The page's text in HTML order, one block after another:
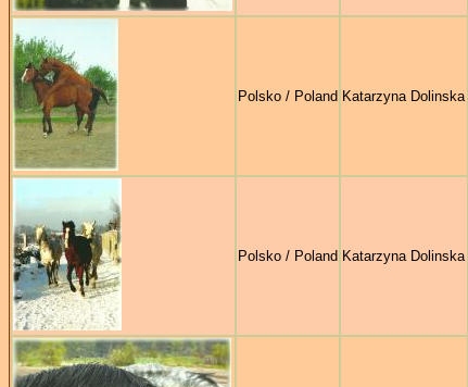
Polsko / Poland Katarzyna Dolinska
Polsko / Poland Katarzyna Dolinska